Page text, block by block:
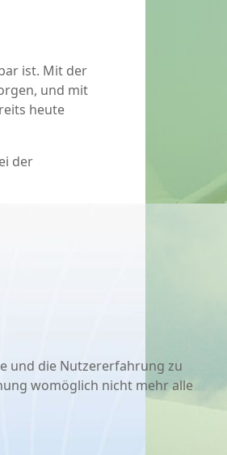
ist. Mit der
und mit
heute
der
und die Nutzererfahrung zu
womöglich nicht mehr alle